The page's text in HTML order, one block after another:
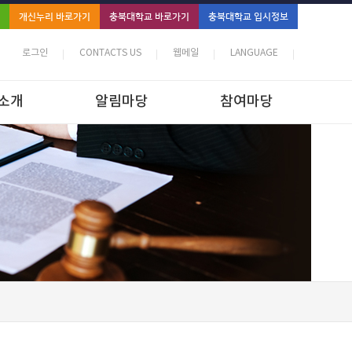
개신누리 바로가기 충북대학교 바로가기 충북대학교 입시정보
로그인 CONTACTS US 웹메일 LANGUAGE
개 알림마당 참여마당